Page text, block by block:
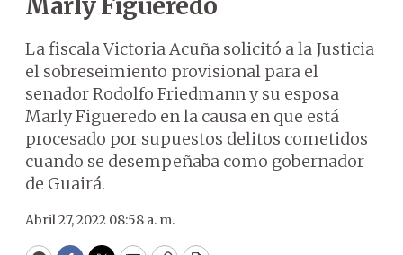
La fiscala Victoria Acuña solicitó a la Justicia
el sobreseimiento provisional para el
senador Rodolfo Friedmann y su esposa
Marly Figueredo en la causa en que está
procesado por supuestos delitos cometidos
cuando se desempeñaba como gobernador
de Guairá.
Abril 27, 2022 08:58 a. m.